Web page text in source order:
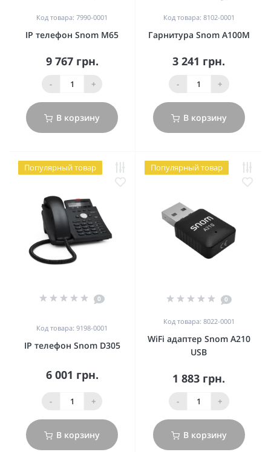
Код товара: 7990-0001
IP телефон Snom M65
9 767 грн.
- +
В корзину
Код товара: 8102-0001
Гарнитура Snom A100M
3 241 грн.
- +
В корзину
Популярный товар
0
Код товара: 9198-0001
IP телефон Snom D305
6 001 грн.
- +
В корзину
Популярный товар
0
Код товара: 8022-0001
WiFi адаптер Snom A210
USB
1 883 грн.
- +
В корзину